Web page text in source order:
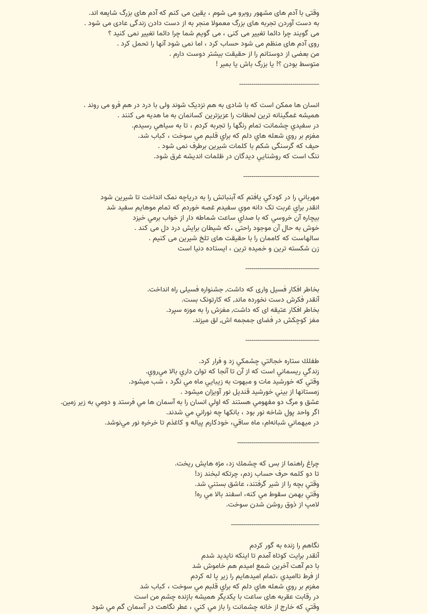
وقتی با آدم های مشهور روبرو می شوم ، یقین می کنم که آدم های بزرگ شایعه اند.
به دست آوردن تجربه های بزرگ معمولا منجر به از دست دادن زندگی عادی می شود .
می گویند چرا دائما تغییر می کنی ، می گویم شما چرا دائما تغییر نمی کنید ؟
روی آدم های منظم می شود حساب کرد ، اما نمی شود آنها را تحمل کرد .
من بعضی از دوستانم را از حقیقت بیشتر دوست دارم .
متوسط بودن ؟! یا بزرگ باش یا بمیر !
---------------------------------------
انسان ها ممکن است که با شادی به هم نزدیک شوند ولی با درد در هم فرو می روند .
همیشه غمگینانه ترین لحظات را عزیزترین کسانمان به ما هدیه می کنند .
در سفيدي چشمانت تمام رنگها را تجربه کردم ، تا به سياهي رسيدم.
مغزم بر روي شعله هاي دلم که براي قلبم مي سوخت ، کباب شد.
حیف که گرسنگی شکم با کلمات شیرین برطرف نمی شود .
ننگ است که روشنايي ديدگان در ظلمات انديشه غرق شود.
-------------------------------------
مهرباني را در کودکي يافتم که آبنباتش را به درياچه نمک انداخت تا شيرين شود
انقدر براي غربت تک دانه موي سفيدم غصه خوردم که تمام موهايم سفيد شد
بيچاره آن خروسي که با صداي ساعت شماطه دار از خواب برمي خيزد
خوش به حال آن موجود راحتی ،که شیطان برایش درد دل می کند .
سالهاست که کاممان را با حقیقت های تلخ شیرین می کنیم .
زن شکسته ترين و خميده ترين ، ايستاده دنيا است
------------------------------------
بخاطر افکار فسیل واری که داشت, جشنواره فسیلی راه انداخت.
آنقدر فکرش دست نخورده ماند, که کارتونک بست.
بخاطر افکار عتیقه ای که داشت, مغزش را به موزه سپرد.
مغز کوچکش در فضای جمجمه اش, لق میزند.
------------------------------------
طفلك ستاره خجالتي چشمكي زد و فرار كرد.
زندگي ريسماني است كه از آن تا آنجا كه توان داري بالا مي‌روي.
وقتي كه خورشيد مات و مبهوت به زيبايي ماه مي نگرد ، شب ميشود.
زمستانها از بيني خورشيد قنديل نور آويزان ميشود .
عشق و مرگ دو مفهومي هستند كه اولي انسان را به آسمان ها مي فرستد و دومي به زير زمين.
اگر واحد پول شاخه نور بود ، بانكها چه نوراني مي شدند.
در ميهماني شبانه‌ام، ماه ساقي، خودكارم پياله و كاغذم تا خرخره نور مي‌نوشد.
----------------------------------------
چراغ راهنما از بس كه چشمك زد، مژه هايش ريخت.
تا دو كلمه حرف حساب زدم، چرتكه لبخند زد!
وقتي بچه را از شير گرفتند، عاشق بستني شد.
وقتي بهمن سقوط مي كنه، اسفند بالا مي ره!
لامپ از ذوق روشن شدن سوخت.
-------------------------------------------
نگاهم را زنده به گور کردم
آنقدر برايت کوتاه آمدم تا اينکه ناپديد شدم
با دم آهت آخرين شمع اميدم هم خاموش شد
از فرط نااميدي ،تمام اميدهايم را زير پا له کردم
مغزم بر روي شعله هاي دلم که براي قلبم مي سوخت ، کباب شد
در رقابت عقربه های ساعت با يکديگر هميشه بازنده چشم من است
وقتي که خارج از خانه چشمانت را باز مي کني ، عطر نگاهت در آسمان گم مي شود